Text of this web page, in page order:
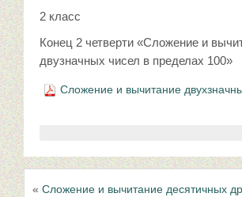
2 класс
Конец 2 четверти «Сложение и
двузначных чисел в пределах 100»
Сложение и вычитание
« Сложение и вычитание десятичных